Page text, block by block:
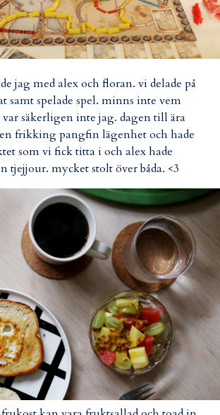
jag med alex och floran. vi delade på
samt spelade spel. minns inte vem
var säkerligen inte jag. dagen till ära
frikking pangfin lägenhet och hade
som vi fick titta i och alex hade
tjejjour. mycket stolt över båda. <3